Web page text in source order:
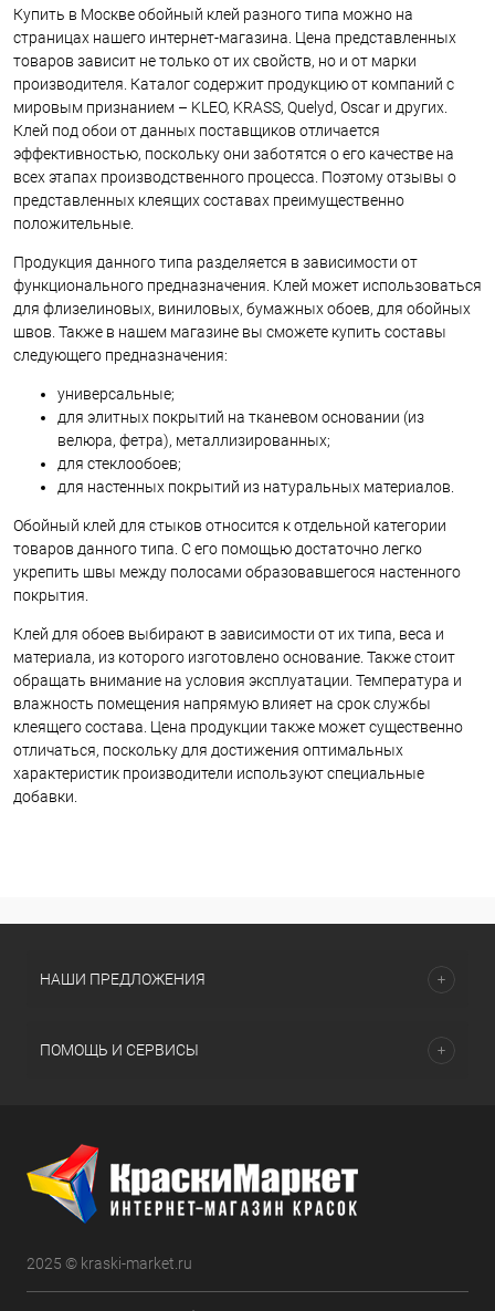
Купить в Москве обойный клей разного типа можно на
страницах нашего интернет-магазина. Цена представленных
товаров зависит не только от их свойств, но и от марки
производителя. Каталог содержит продукцию от компаний с
мировым признанием – KLEO, KRASS, Quelyd, Oscar и других.
Клей под обои от данных поставщиков отличается
эффективностью, поскольку они заботятся о его качестве на
всех этапах производственного процесса. Поэтому отзывы о
представленных клеящих составах преимущественно
положительные.
Продукция данного типа разделяется в зависимости от
функционального предназначения. Клей может использоваться
для флизелиновых, виниловых, бумажных обоев, для обойных
швов. Также в нашем магазине вы сможете купить составы
следующего предназначения:
универсальные;
для элитных покрытий на тканевом основании (из
велюра, фетра), металлизированных;
для стеклообоев;
для настенных покрытий из натуральных материалов.
Обойный клей для стыков относится к отдельной категории
товаров данного типа. С его помощью достаточно легко
укрепить швы между полосами образовавшегося настенного
покрытия.
Клей для обоев выбирают в зависимости от их типа, веса и
материала, из которого изготовлено основание. Также стоит
обращать внимание на условия эксплуатации. Температура и
влажность помещения напрямую влияет на срок службы
клеящего состава. Цена продукции также может существенно
отличаться, поскольку для достижения оптимальных
характеристик производители используют специальные
добавки.
НАШИ ПРЕДЛОЖЕНИЯ
ПОМОЩЬ И СЕРВИСЫ
2025 © kraski-market.ru